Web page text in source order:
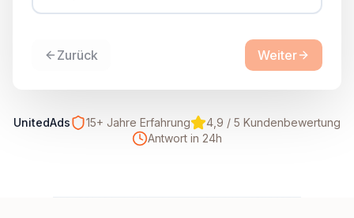
Zurück Weiter
UnitedAds 15+ Jahre Erfahrung
4,9 / 5 Kundenbewertung
Antwort in 24h